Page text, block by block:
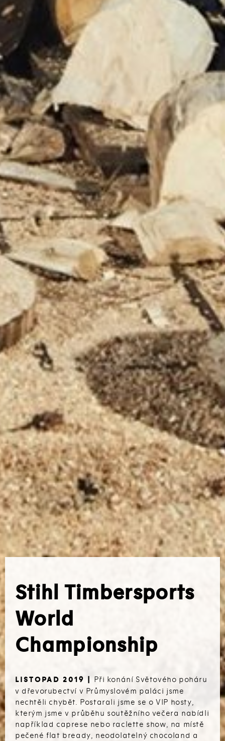
Stihl Timbersports
World
Championship
LISTOPAD 2019 | Při konání Světového poháru
v dřevorubectví v Průmyslovém paláci jsme
nechtěli chybět. Postarali jsme se o VIP hosty,
kterým jsme v průběhu soutěžního večera nabídli
například caprese nebo raclette show, na místě
pečené flat bready, neodolatelný chocoland a